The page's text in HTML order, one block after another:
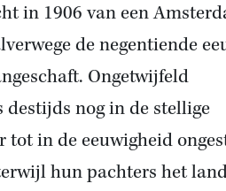
in 1906 van een
de negentiende
Ongetwijfeld
destijds nog in de stellige
in de eeuwigheid
hun pachters het